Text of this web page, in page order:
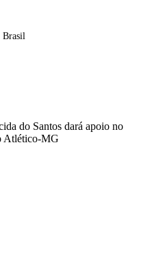
Brasil
do Santos dará apoio no
Atlético-MG